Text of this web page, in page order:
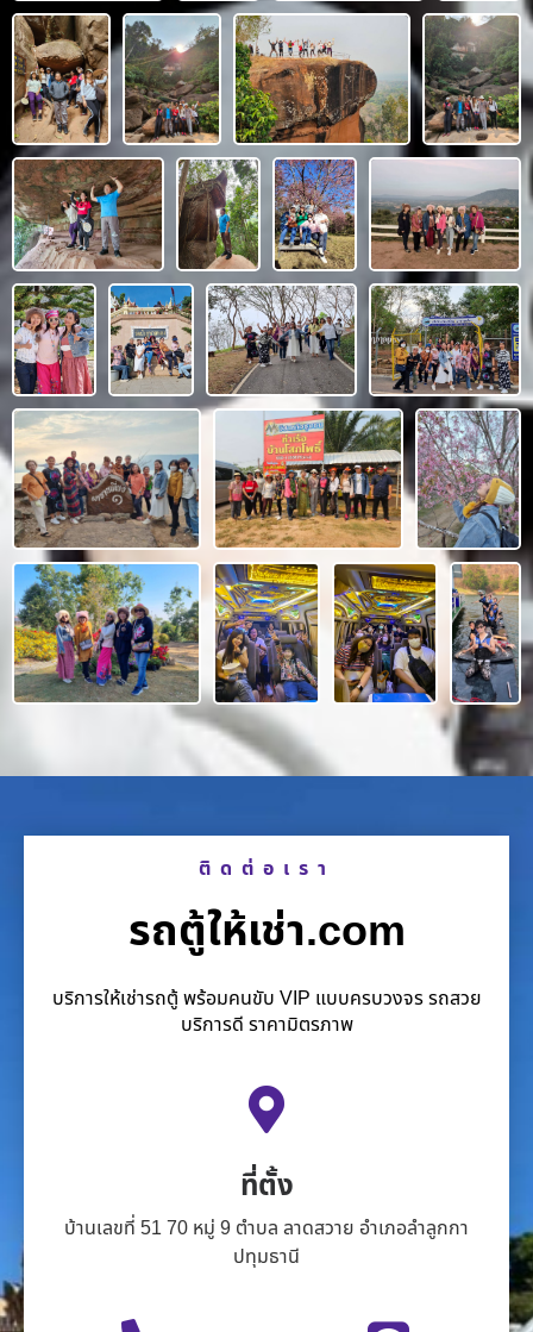
ติดต่อเรา
รถตู้ให้เช่า.com
บริการให้เช่ารถตู้ พร้อมคนขับ VIP แบบครบวงจร รถสวย
บริการดี ราคามิตรภาพ
ที่ตั้ง
บ้านเลขที่ 51 70 หมู่ 9 ตำบล ลาดสวาย อำเภอลำลูกกา
ปทุมธานี